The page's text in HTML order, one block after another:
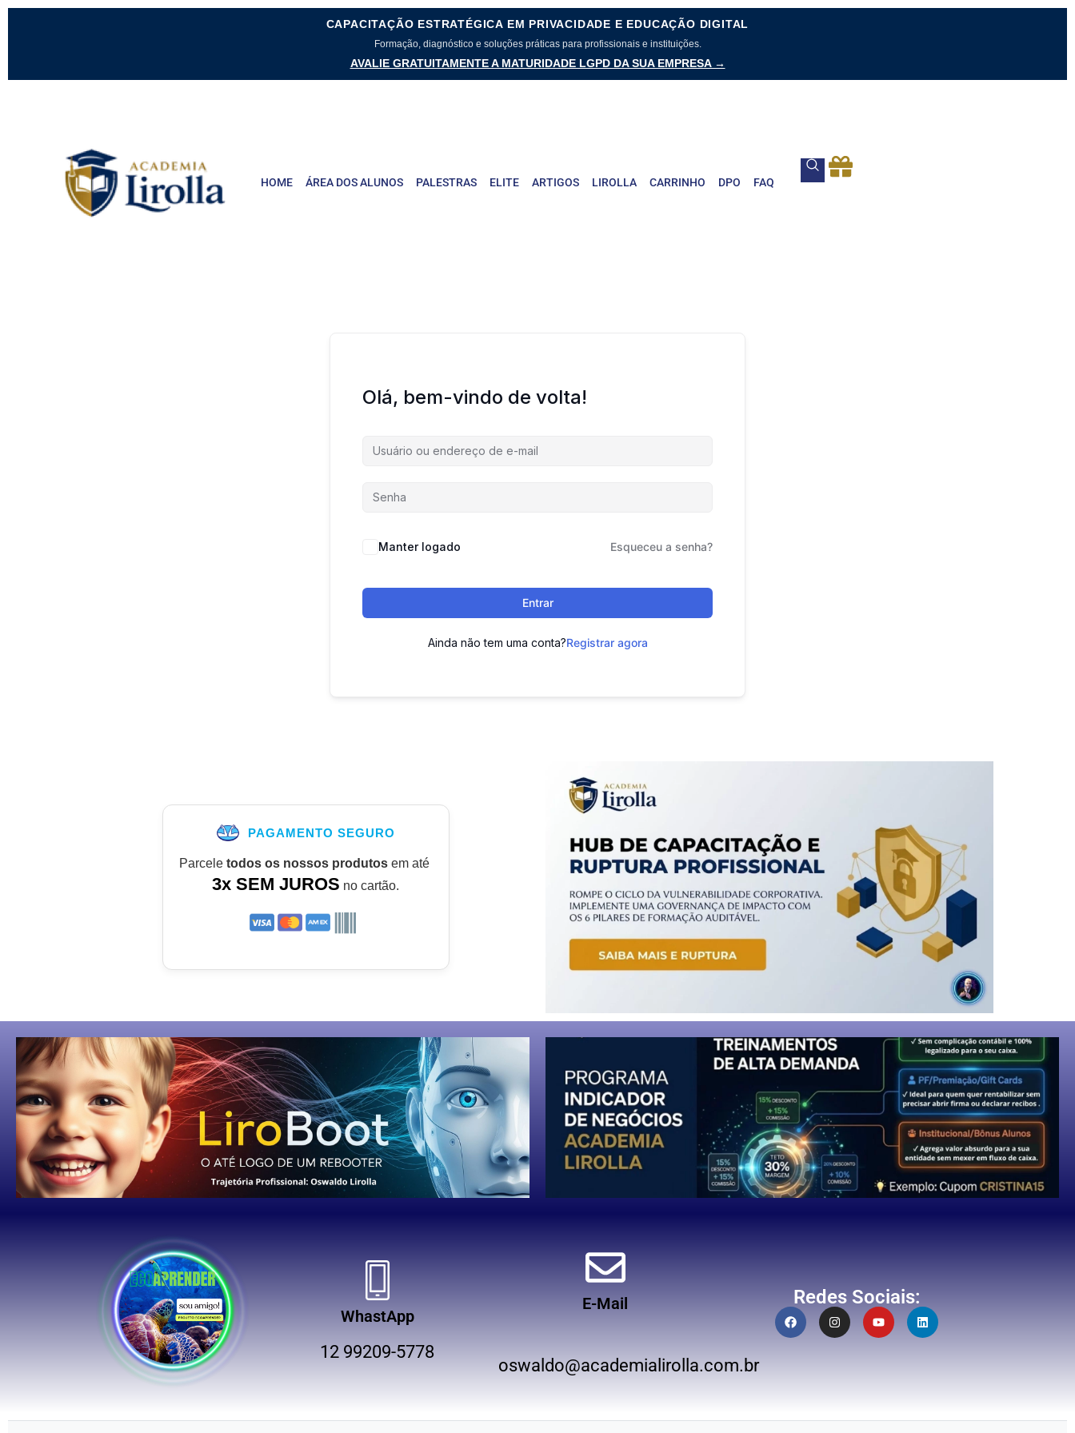
CAPACITAÇÃO ESTRATÉGICA EM PRIVACIDADE E EDUCAÇÃO DIGITAL
Formação, diagnóstico e soluções práticas para profissionais e instituições.
AVALIE GRATUITAMENTE A MATURIDADE LGPD DA SUA EMPRESA →
HOME ÁREA DOS ALUNOS PALESTRAS ELITE ARTIGOS LIROLLA CARRINHO DPO FAQ
Olá, bem-vindo de volta!
Manter logado Esqueceu a senha?
Entrar
Ainda não tem uma conta?Registrar agora
PAGAMENTO SEGURO
Parcele todos os nossos produtosem até
3x SEM JUROS no cartão.
WhastApp
12 99209-5778
E-Mail
oswaldo@academialirolla.com.br
Redes Sociais: